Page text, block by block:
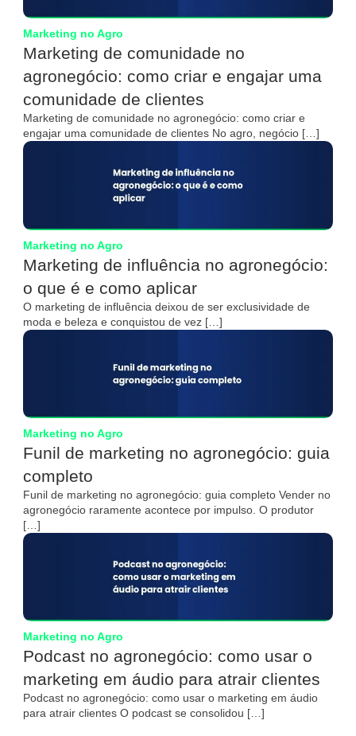
Marketing no Agro
Marketing de comunidade no
agronegócio: como criar e engajar uma
comunidade de clientes
Marketing de comunidade no agronegócio: como criar e
engajar uma comunidade de clientes No agro, negócio […]
Marketing no Agro
Marketing de influência no agronegócio:
o que é e como aplicar
O marketing de influência deixou de ser exclusividade de
moda e beleza e conquistou de vez […]
Marketing no Agro
Funil de marketing no agronegócio: guia
completo
Funil de marketing no agronegócio: guia completo Vender no
agronegócio raramente acontece por impulso. O produtor
[…]
Marketing no Agro
Podcast no agronegócio: como usar o
marketing em áudio para atrair clientes
Podcast no agronegócio: como usar o marketing em áudio
para atrair clientes O podcast se consolidou […]